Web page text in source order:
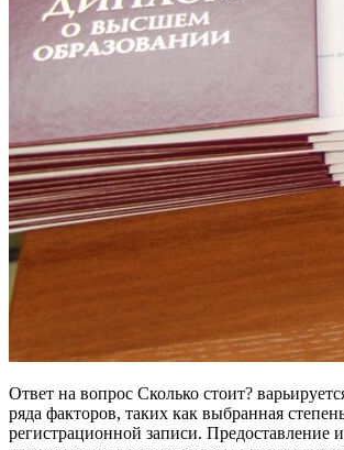
Ответ на вопрос Сколько стоит?
ряда факторов, таких как выбранная
регистрационной записи. Предоставление